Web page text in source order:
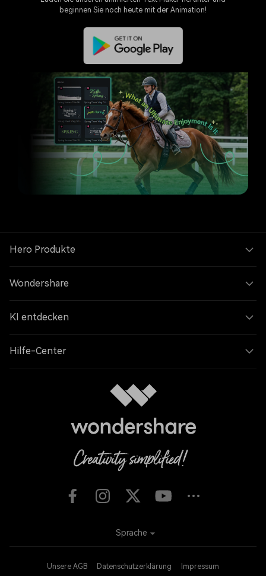
beginnen Sie noch heute mit der Animation!
Hero Produkte
Wondershare
KI entdecken
Hilfe-Center
Unsere AGB Datenschutzerklärung Impressum
Sprache